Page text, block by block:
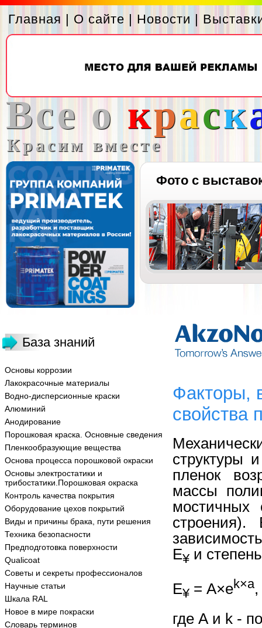
Главная | О сайте | Новости |
Все о краск
Красим вместе
Фото с
База знаний
Основы коррозии
Лакокрасочные материалы
Водно-дисперсионные краски
Алюминий
Анодирование
Порошковая краска. Основные сведения
Пленкообразующие вещества
Основа процесса порошковой окраски
Основы электростатики и
трибостатики.Порошковая окраска
Контроль качества покрытия
Оборудование цехов покрытий
Виды и причины брака, пути решения
Техника безопасности
Предподготовка поверхности
Qualicoat
Советы и секреты профессионалов
Научные статьи
Шкала RAL
Новое в мире покраски
Словарь терминов
Факторы,
свойства
структуры
пленок
массы
мостичных
строения).
Е¥ и
Е¥ = А×еk×a,
где А и k -